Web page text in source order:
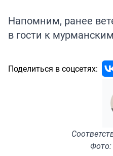
Напомним, ранее
в гости к
Поделиться в соцсетях: